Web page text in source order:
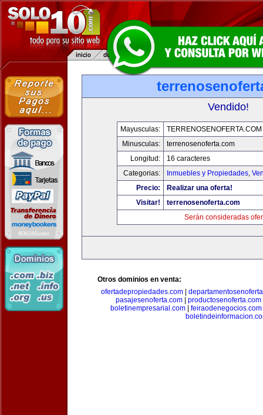
Vendido!
Mayusculas:
TERRENOSENOFERTA.COM
Minusculas:
terrenosenoferta.com
Longitud:
16 caracteres
Categorias:
Inmuebles y Propiedades,
Precio:
Realizar una oferta!
Visitar!
terrenosenoferta.com
Serán consideradas
Otros dominios en venta:
ofertadepropiedades.com
pasajesenoferta.com| productosenoferta.com
boletinempresarial.com| feiraodenegocios.com